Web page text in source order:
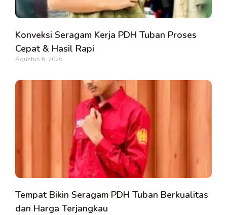
Konveksi Seragam Kerja PDH Tuban Proses
Cepat & Hasil Rapi
Agustus 6, 2026
Tempat Bikin Seragam PDH Tuban Berkualitas
dan Harga Terjangkau